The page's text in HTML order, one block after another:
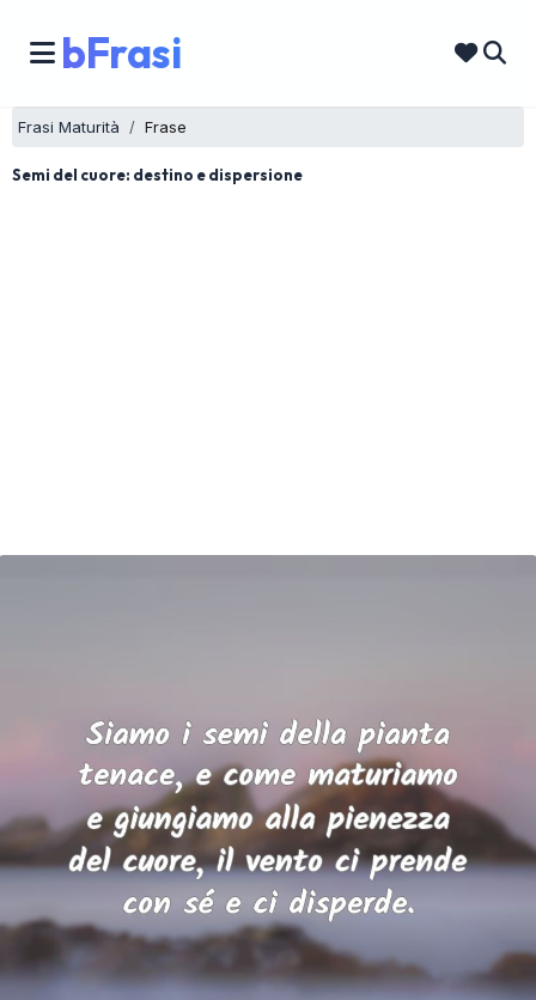
bFrasi
Frasi Maturità Frase
Semi del cuore: destino e dispersione